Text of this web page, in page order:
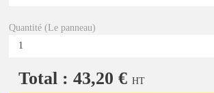
Quantité (Le panneau)
Total : 43,20 € HT